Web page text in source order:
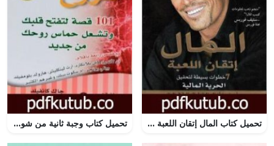
تحميل كتاب المال إتقان اللعبة – 7 خطوات بسيطة لتحقيق الحرية المالية PDF تأليف أنتوني روبنز مجانا [كامل] تحميل كتاب وجبة ثانية من شوربة دجاج للروح PDF تأليف جاك كانفيلد مجانا [كامل]